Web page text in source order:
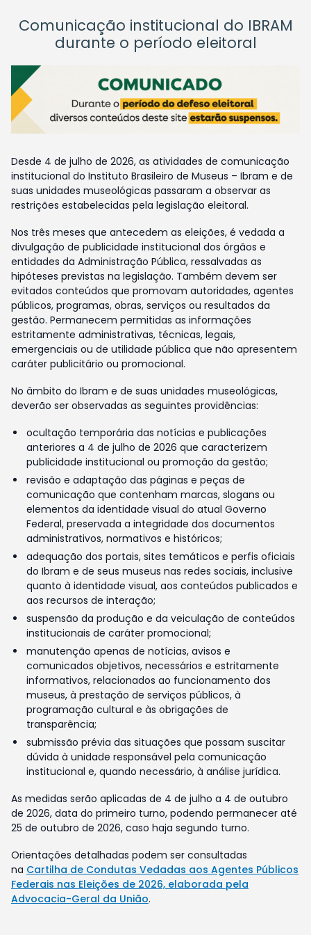
Comunicação institucional do IBRAM
durante o período eleitoral
Desde 4 de julho de 2026, as atividades de comunicação
institucional do Instituto Brasileiro de Museus – Ibram e de
suas unidades museológicas passaram a observar as
restrições estabelecidas pela legislação eleitoral.
Nos três meses que antecedem as eleições, é vedada a
divulgação de publicidade institucional dos órgãos e
entidades da Administração Pública, ressalvadas as
hipóteses previstas na legislação. Também devem ser
evitados conteúdos que promovam autoridades, agentes
públicos, programas, obras, serviços ou resultados da
gestão. Permanecem permitidas as informações
estritamente administrativas, técnicas, legais,
emergenciais ou de utilidade pública que não apresentem
caráter publicitário ou promocional.
No âmbito do Ibram e de suas unidades museológicas,
deverão ser observadas as seguintes providências:
ocultação temporária das notícias e publicações
anteriores a 4 de julho de 2026 que caracterizem
publicidade institucional ou promoção da gestão;
revisão e adaptação das páginas e peças de
comunicação que contenham marcas, slogans ou
elementos da identidade visual do atual Governo
Federal, preservada a integridade dos documentos
administrativos, normativos e históricos;
adequação dos portais, sites temáticos e perfis oficiais
do Ibram e de seus museus nas redes sociais, inclusive
quanto à identidade visual, aos conteúdos publicados e
aos recursos de interação;
suspensão da produção e da veiculação de conteúdos
institucionais de caráter promocional;
manutenção apenas de notícias, avisos e
comunicados objetivos, necessários e estritamente
informativos, relacionados ao funcionamento dos
museus, à prestação de serviços públicos, à
programação cultural e às obrigações de
transparência;
submissão prévia das situações que possam suscitar
dúvida à unidade responsável pela comunicação
institucional e, quando necessário, à análise jurídica.
As medidas serão aplicadas de 4 de julho a 4 de outubro
de 2026, data do primeiro turno, podendo permanecer até
25 de outubro de 2026, caso haja segundo turno.
Orientações detalhadas podem ser consultadas
na Cartilha de Condutas Vedadas aos Agentes Públicos
Federais nas Eleições de 2026, elaborada pela
Advocacia-Geral da União.